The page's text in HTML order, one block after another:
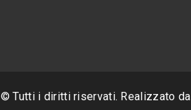
© Tutti i diritti riservati. Realizzato da